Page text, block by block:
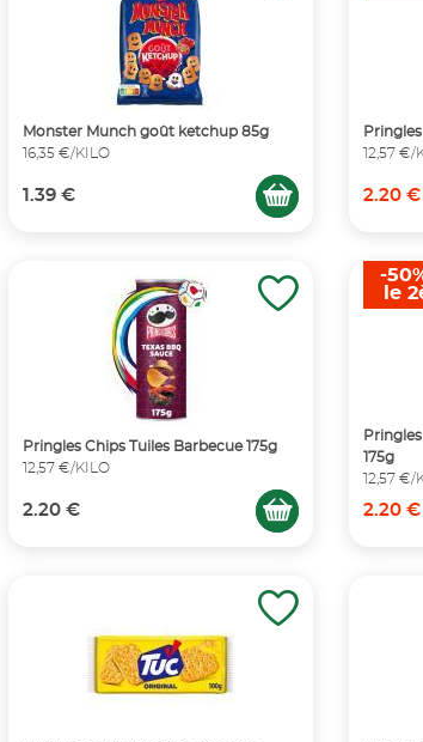
Monster Munch goût ketchup 85g
16,35 €/KILO
1.39 €
12,57 €/
2.20 €
Pringles Chips Tuiles Barbecue 175g
12,57 €/KILO
2.20 €
175g
12,57 €/
2.20 €
-
le